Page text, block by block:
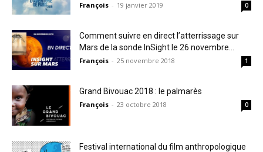
François - 19 janvier 2019 0
Comment suivre en direct l’atterrissage sur
Mars de la sonde InSight le 26 novembre...
François - 25 novembre 2018 1
Grand Bivouac 2018 : le palmarès
François - 23 octobre 2018 0
Festival international du film anthropologique